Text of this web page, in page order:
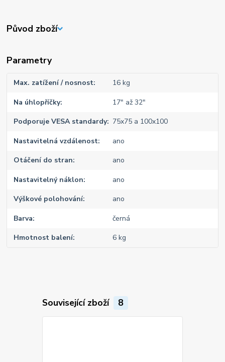
Původ zboží
Parametry
Max. zatížení / nosnost 16 kg
Na úhlopříčky 17" až 32"
Podporuje VESA standardy 75x75 a 100x100
Nastavitelná vzdálenost ano
Otáčení do stran ano
Nastavitelný náklon ano
Výškové polohování ano
Barva černá
Hmotnost balení 6 kg
Související zboží 8